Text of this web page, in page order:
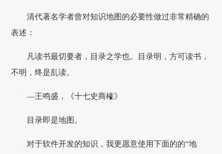
清代著名学者曾对知识地图的必要性做过非常精确的
表述：
凡读书最切要者，目录之学也。目录明，方可读书，
不明，终是乱读。
—王鸣盛，《十七史商榷》
目录即是地图。
对于软件开发的知识，我更愿意使用下面的的“地